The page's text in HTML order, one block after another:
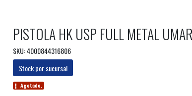
PISTOLA HK USP FULL METAL
SKU: 4000844316806
Stock por sucursal
Agotado.